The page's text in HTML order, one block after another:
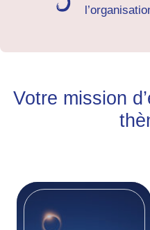
Votre mission